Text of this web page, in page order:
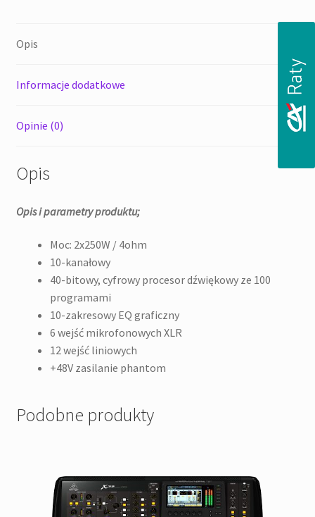
Opis
Informacje dodatkowe
Opinie (0)
Opis
Opis i parametry produktu;
Moc: 2x250W / 4ohm
10-kanałowy
40-bitowy, cyfrowy procesor dźwiękowy ze 100
programami
10-zakresowy EQ graficzny
6 wejść mikrofonowych XLR
12 wejść liniowych
+48V zasilanie phantom
Podobne produkty